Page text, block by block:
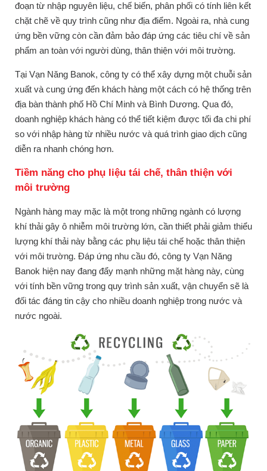
đoạn từ nhập nguyên liệu, chế biến, phân phối có tính liên kết
chặt chẽ về quy trình cũng như địa điểm. Ngoài ra, nhà cung
ứng bền vững còn cần đảm bảo đáp ứng các tiêu chí về sản
phẩm an toàn với người dùng, thân thiện với môi trường.
Tại Vạn Năng Banok, công ty có thể xây dựng một chuỗi sản
xuất và cung ứng đến khách hàng một cách có hệ thống trên
địa bàn thành phố Hồ Chí Minh và Bình Dương. Qua đó,
doanh nghiệp khách hàng có thể tiết kiệm được tối đa chi phí
so với nhập hàng từ nhiều nước và quá trình giao dịch cũng
diễn ra nhanh chóng hơn.
Tiềm năng cho phụ liệu tái chế, thân thiện với
môi trường
Ngành hàng may mặc là một trong những ngành có lượng
khí thải gây ô nhiễm môi trường lớn, cần thiết phải giảm thiểu
lượng khí thải này bằng các phụ liệu tái chế hoặc thân thiện
với môi trường. Đáp ứng nhu cầu đó, công ty Vạn Năng
Banok hiện nay đang đẩy mạnh những mặt hàng này, cùng
với tính bền vững trong quy trình sản xuất, vận chuyển sẽ là
đối tác đáng tin cậy cho nhiều doanh nghiệp trong nước và
nước ngoài.